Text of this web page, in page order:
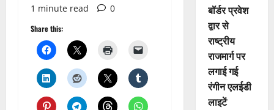
1 minute read
0
Share this:
बॉर्डर प्रवेश
द्वार से
राष्ट्रीय
राजमार्ग पर
लगाई गई
रंगीन एलईडी
लाइटें